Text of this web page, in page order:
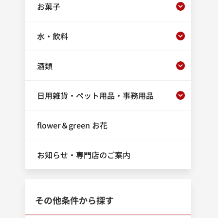
お菓子
水・飲料
酒類
日用雑貨・ペット用品・事務用品
flower＆green お花
お知らせ・専門店のご案内
その他条件から探す